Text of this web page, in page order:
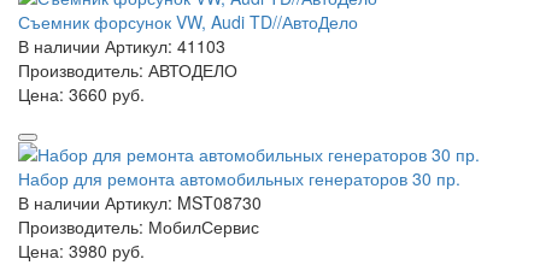
Съемник форсунок VW, Audi TD//АвтоДело
В наличии Артикул: 41103
Производитель: АВТОДЕЛО
Цена: 3660 руб.
Набор для ремонта автомобильных генераторов 30 пр.
В наличии Артикул: MST08730
Производитель: МобилСервис
Цена: 3980 руб.